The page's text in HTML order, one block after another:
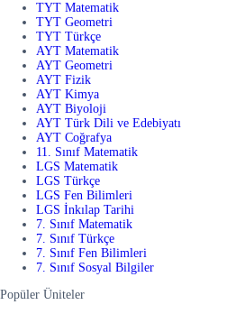
TYT Matematik
TYT Geometri
TYT Türkçe
AYT Matematik
AYT Geometri
AYT Fizik
AYT Kimya
AYT Biyoloji
AYT Türk Dili ve Edebiyatı
AYT Coğrafya
11. Sınıf Matematik
LGS Matematik
LGS Türkçe
LGS Fen Bilimleri
LGS İnkılap Tarihi
7. Sınıf Matematik
7. Sınıf Türkçe
7. Sınıf Fen Bilimleri
7. Sınıf Sosyal Bilgiler
Popüler Üniteler